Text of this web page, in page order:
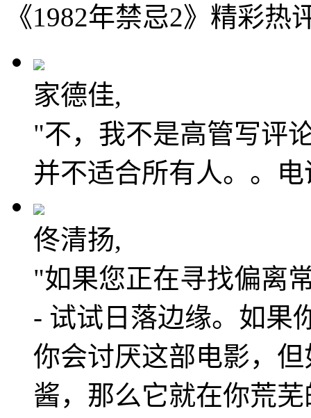
《1982年禁忌2》精彩热
家德佳,
"不，我不是高管写评
并不适合所有人。。电
佟清扬,
"如果您正在寻找偏离
- 试试日落边缘。如果
你会讨厌这部电影，
酱，那么它就在你荒